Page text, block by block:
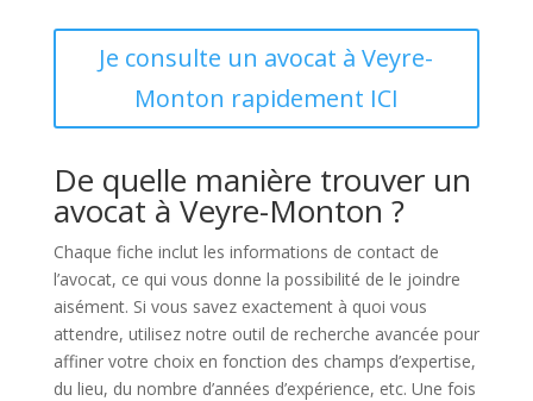
Je consulte un avocat à Veyre-
Monton rapidement ICI
De quelle manière trouver un
avocat à Veyre-Monton ?
Chaque fiche inclut les informations de contact de
l’avocat, ce qui vous donne la possibilité de le joindre
aisément. Si vous savez exactement à quoi vous
attendre, utilisez notre outil de recherche avancée pour
affiner votre choix en fonction des champs d’expertise,
du lieu, du nombre d’années d’expérience, etc. Une fois